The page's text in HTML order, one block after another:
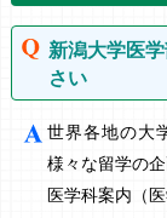
新潟大学医
さい
世界各地の大
様々な留学の
医学科案内（